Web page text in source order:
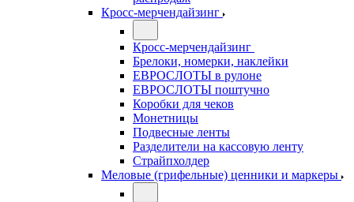
Кросс-мерчендайзинг
Кросс-мерчендайзинг
Брелоки, номерки, наклейки
ЕВРОСЛОТЫ в рулоне
ЕВРОСЛОТЫ поштучно
Коробки для чеков
Монетницы
Подвесные ленты
Разделители на кассовую ленту
Страйпхолдер
Меловые (грифельные) ценники и маркеры